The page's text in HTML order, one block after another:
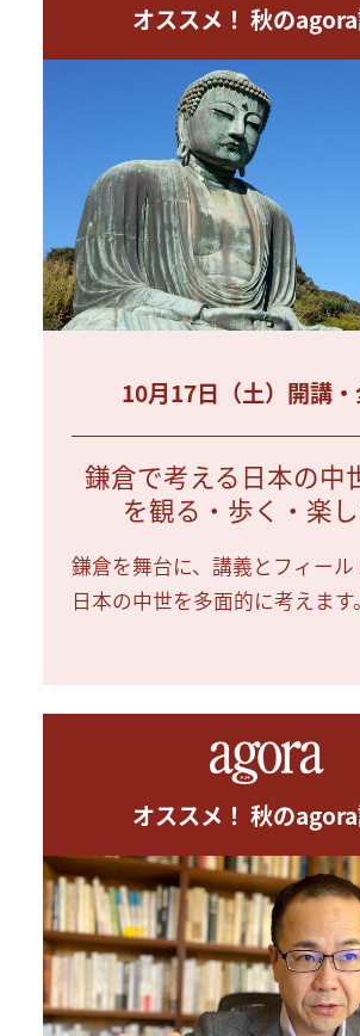
オススメ！ 秋の
10月17日（土）開講
鎌倉で考える日本の中
を観る・歩く・楽し
鎌倉を舞台に、講義とフィー
日本の中世を多面的に考えます。
オススメ！ 秋の